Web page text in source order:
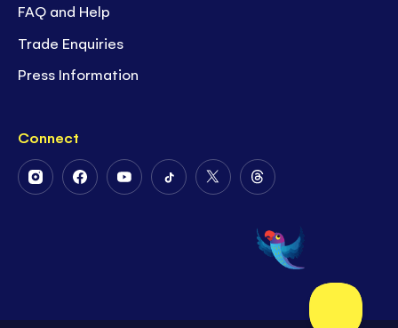
FAQ and Help
Trade Enquiries
Press Information
Connect
FollowFollowFollowFollowFollow
Twitter
Follow
on
Threads